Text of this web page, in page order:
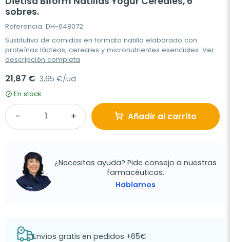
sobres.
Referencia: DH-048072
Sustitutivo de comidas en formato natilla elaborado con
proteínas lácteas, cereales y micronutrientes esenciales. Ver
descripción completa
21,87 € 3,65 €/ud
En stock
Añadir al carrito
¿Necesitas ayuda? Pide consejo a nuestras
farmacéuticas.
Hablamos
Envíos gratis en pedidos +65€